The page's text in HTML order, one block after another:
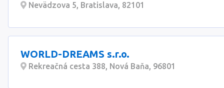
Nevädzova 5, Bratislava, 82101
WORLD-DREAMS s.r.o.
Rekreačná cesta 388, Nová Baňa, 96801